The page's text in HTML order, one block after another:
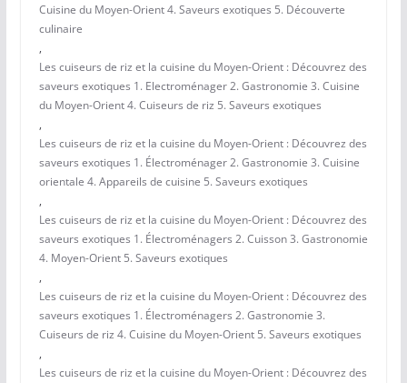
Cuisine du Moyen-Orient 4. Saveurs exotiques 5. Découverte
culinaire
,
Les cuiseurs de riz et la cuisine du Moyen-Orient : Découvrez des
saveurs exotiques 1. Electroménager 2. Gastronomie 3. Cuisine
du Moyen-Orient 4. Cuiseurs de riz 5. Saveurs exotiques
,
Les cuiseurs de riz et la cuisine du Moyen-Orient : Découvrez des
saveurs exotiques 1. Électroménager 2. Gastronomie 3. Cuisine
orientale 4. Appareils de cuisine 5. Saveurs exotiques
,
Les cuiseurs de riz et la cuisine du Moyen-Orient : Découvrez des
saveurs exotiques 1. Électroménagers 2. Cuisson 3. Gastronomie
4. Moyen-Orient 5. Saveurs exotiques
,
Les cuiseurs de riz et la cuisine du Moyen-Orient : Découvrez des
saveurs exotiques 1. Électroménagers 2. Gastronomie 3.
Cuiseurs de riz 4. Cuisine du Moyen-Orient 5. Saveurs exotiques
,
Les cuiseurs de riz et la cuisine du Moyen-Orient : Découvrez des